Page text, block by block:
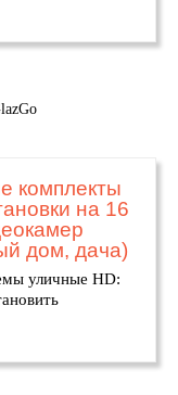
комплекты
на 16
дом, дача)
уличные HD: